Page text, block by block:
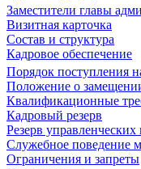
Заместители главы
Визитная карточка
Состав и структура
Кадровое обеспечение
Порядок поступления
Положение о
Квалификационные
Кадровый резерв
Резерв управленческих
Служебное поведение
Ограничения и запреты